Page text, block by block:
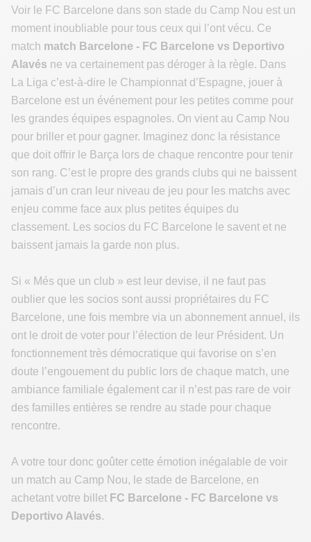
Voir le FC Barcelone dans son stade du Camp Nou est un
moment inoubliable pour tous ceux qui l’ont vécu. Ce
match match Barcelone - FC Barcelone vs Deportivo
Alavés ne va certainement pas déroger à la règle. Dans
La Liga c’est-à-dire le Championnat d’Espagne, jouer à
Barcelone est un événement pour les petites comme pour
les grandes équipes espagnoles. On vient au Camp Nou
pour briller et pour gagner. Imaginez donc la résistance
que doit offrir le Barça lors de chaque rencontre pour tenir
son rang. C’est le propre des grands clubs qui ne baissent
jamais d’un cran leur niveau de jeu pour les matchs avec
enjeu comme face aux plus petites équipes du
classement. Les socios du FC Barcelone le savent et ne
baissent jamais la garde non plus.
Si « Més que un club » est leur devise, il ne faut pas
oublier que les socios sont aussi propriétaires du FC
Barcelone, une fois membre via un abonnement annuel, ils
ont le droit de voter pour l’élection de leur Président. Un
fonctionnement très démocratique qui favorise on s’en
doute l’engouement du public lors de chaque match, une
ambiance familiale également car il n’est pas rare de voir
des familles entières se rendre au stade pour chaque
rencontre.
A votre tour donc goûter cette émotion inégalable de voir
un match au Camp Nou, le stade de Barcelone, en
achetant votre billet FC Barcelone - FC Barcelone vs
Deportivo Alavés.